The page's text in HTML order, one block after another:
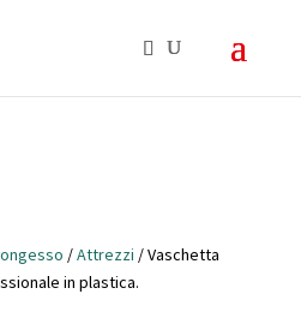
/Attrezzi / Vaschetta
in plastica.